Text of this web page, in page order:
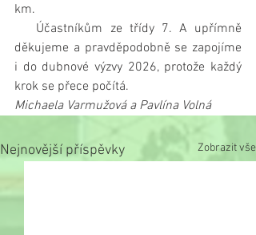
km.
děkujeme a pravděpodobně se zapojíme
i do dubnové výzvy 2026, protože každý
krok se přece počítá.
Michaela Varmužová a Pavlína Volná
Nejnovější příspěvky Zobrazit vše